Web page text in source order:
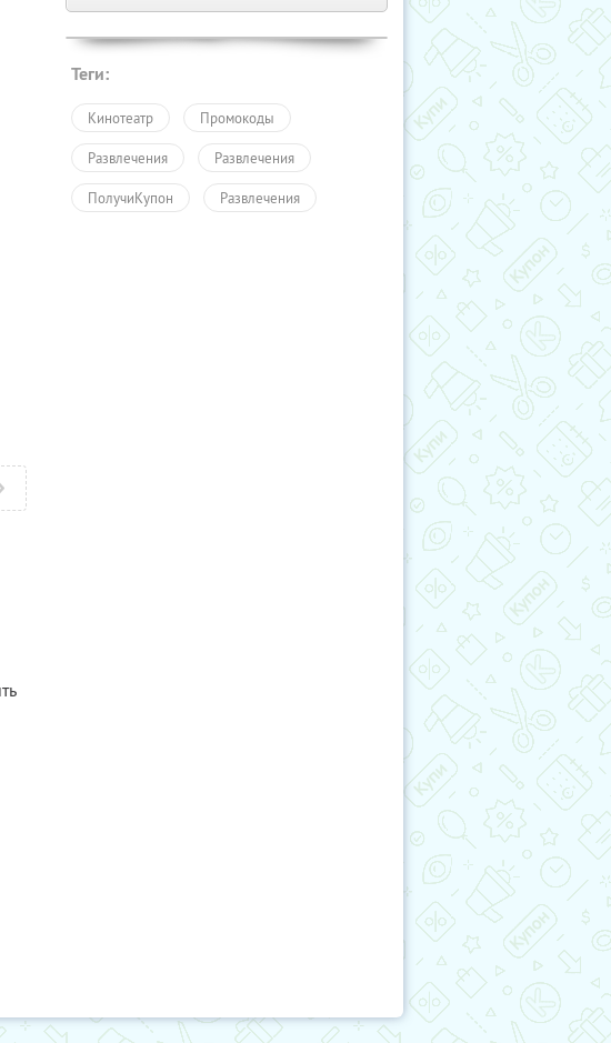
Теги:
Кинотеатр Промокоды
Развлечения Развлечения
ПолучиКупон Развлечения